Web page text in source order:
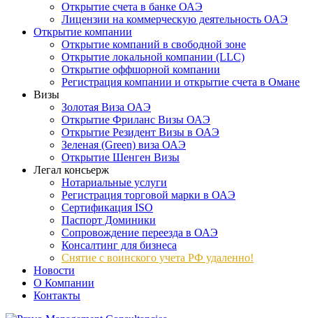
Открытие счета в банке ОАЭ
Лицензии на коммерческую деятельность ОАЭ
Открытие компании
Открытие компаний в свободной зоне
Открытие локальной компании (LLC)
Открытие оффшорной компании
Регистрация компании и открытие счета в Омане
Визы
Золотая Виза ОАЭ
Открытие Фриланс Визы ОАЭ
Открытие Резидент Визы в ОАЭ
Зеленая (Green) виза ОАЭ
Открытие Шенген Визы
Легал консьерж
Нотариальные услуги
Регистрация торговой марки в ОАЭ
Сертификация ISO
Паспорт Доминики
Сопровождение переезда в ОАЭ
Консалтинг для бизнеса
Снятие с воинского учета РФ удаленно!
Новости
О Компании
Контакты